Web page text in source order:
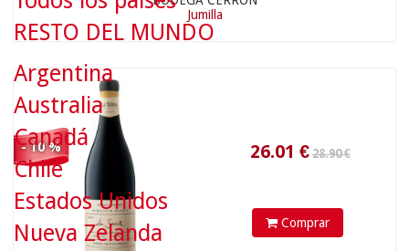
Jumilla
- 10 %
Comprar
RESTO DEL MUNDO
Argentina
Australia
Canadá
Chile
Estados Unidos
Nueva Zelanda